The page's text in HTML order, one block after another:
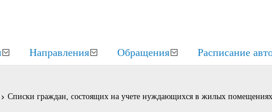
Направления Обращения Расписание
Списки граждан, состоящих на учете нуждающихся в жилых